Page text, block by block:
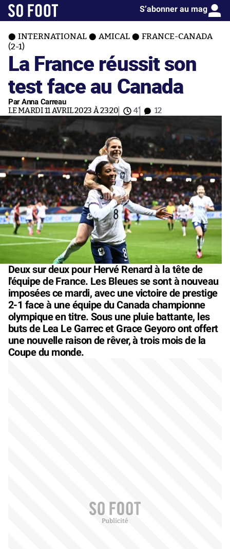
S’abonner au mag
INTERNATIONAL AMICAL
FRANCE-CANADA
(2-1)
La France réussit son
test face au Canada
Par Anna Carreau
LE MARDI 11 AVRIL 2023 À 23:20 4' 12
Deux sur deux pour Hervé Renard à la tête de
l'équipe de France. Les Bleues se sont à nouveau
imposées ce mardi, avec une victoire de prestige
2-1 face à une équipe du Canada championne
olympique en titre. Sous une pluie battante, les
buts de Lea Le Garrec et Grace Geyoro ont offert
une nouvelle raison de rêver, à trois mois de la
Coupe du monde.